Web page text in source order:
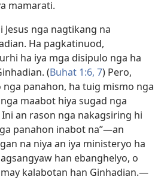
mamarati.
nga nagtikang na
Ha pagkatinuod,
ha iya mga disipulo nga ha
(Buhat 1:6, 7) Pero,
panahon, ha tuig mismo nga
maabot hiya sugad nga
Ini an rason nga nakagsiring hi
panahon inabot na”—an
na niya an iya ministeryo ha
han ebanghelyo, o
kalabotan han Ginhadian.—